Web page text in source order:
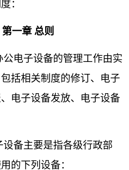
：
第一章 总则
公电子设备的管理工作由实
括相关制度的修订、电子
电子设备发放、电子设备
设备主要是指各级行政部
的下列设备：